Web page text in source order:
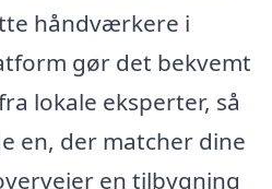
håndværkere i
gør det bekvemt
lokale eksperter, så
en, der matcher dine
en tilbygning